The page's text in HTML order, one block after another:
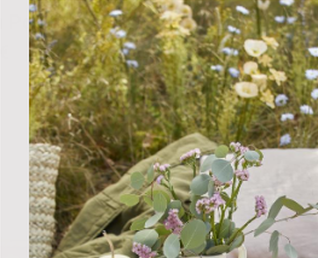
Polar Suave Gris Oscuro